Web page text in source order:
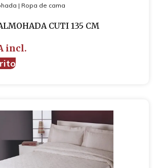
| Ropa de cama
CUTI 135 CM
incl.